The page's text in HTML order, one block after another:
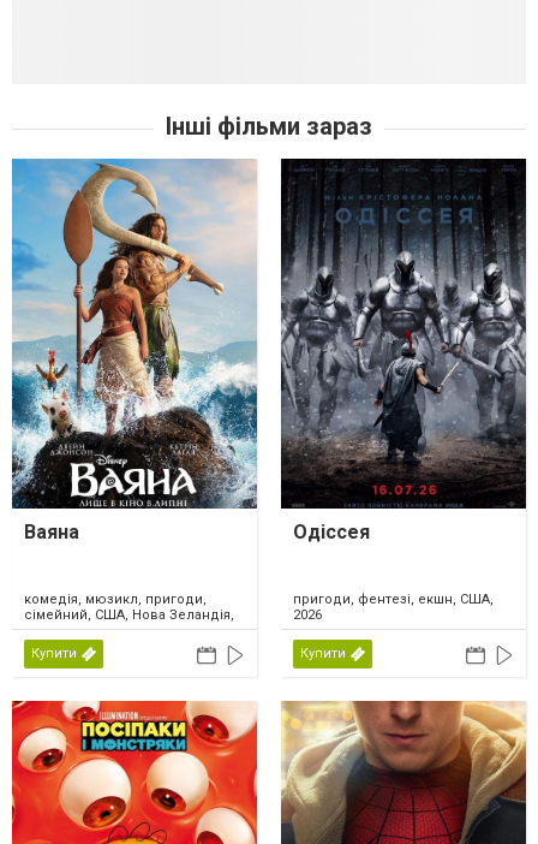
Інші фільми зараз
Ваяна
комедія, мюзикл, пригоди,
сімейний, США, Нова Зеландія,
2026
Купити
Одіссея
пригоди, фентезі, екшн, США,
2026
Купити